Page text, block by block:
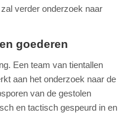
verder onderzoek naar
goederen
Een team van tientallen
aan het onderzoek naar de
van de gestolen
en tactisch gespeurd in en